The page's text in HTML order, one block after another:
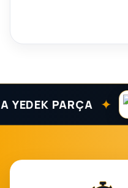
PARÇA ✦